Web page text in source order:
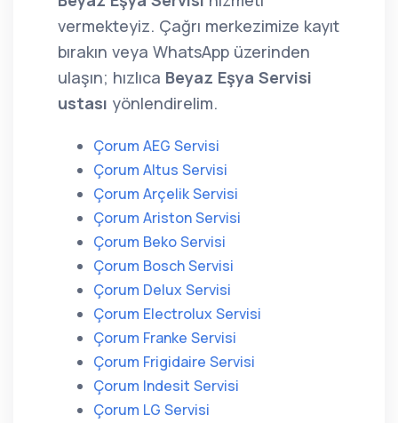
vermekteyiz. Çağrı merkezimize kayıt
bırakın veya WhatsApp üzerinden
ulaşın; hızlıca Beyaz Eşya Servisi
ustası yönlendirelim.
Çorum AEG Servisi
Çorum Altus Servisi
Çorum Arçelik Servisi
Çorum Ariston Servisi
Çorum Beko Servisi
Çorum Bosch Servisi
Çorum Delux Servisi
Çorum Electrolux Servisi
Çorum Franke Servisi
Çorum Frigidaire Servisi
Çorum Indesit Servisi
Çorum LG Servisi